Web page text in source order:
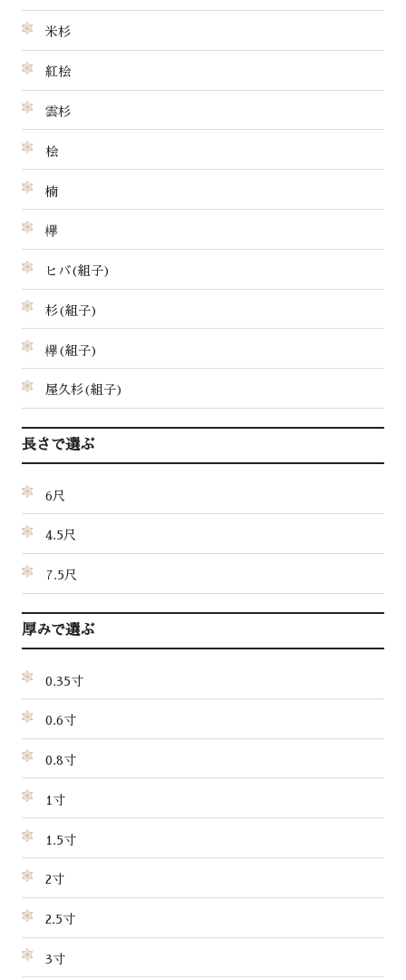
米杉
紅桧
雲杉
桧
楠
欅
ヒバ(組子)
杉(組子)
欅(組子)
屋久杉(組子)
長さで選ぶ
6尺
4.5尺
7.5尺
厚みで選ぶ
0.35寸
0.6寸
0.8寸
1寸
1.5寸
2寸
2.5寸
3寸